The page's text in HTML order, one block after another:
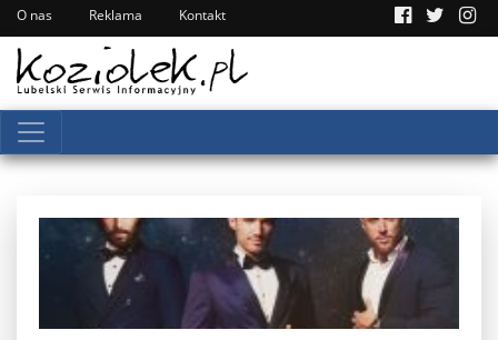
O nas Reklama Kontakt